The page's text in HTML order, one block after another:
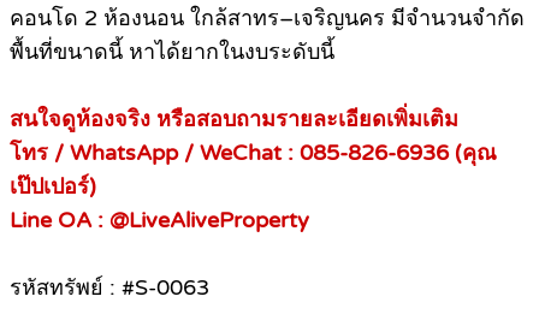
คอนโด 2 ห้องนอน ใกล้สาทร–เจริญนคร มีจำนวนจำกัด
พื้นที่ขนาดนี้ หาได้ยากในงบระดับนี้
สนใจดูห้องจริง หรือสอบถามรายละเอียดเพิ่มเติม
โทร / WhatsApp / WeChat : 085-826-6936 (คุณ
เป๊ปเปอร์)
Line OA : @LiveAliveProperty
รหัสทรัพย์ : #S-0063